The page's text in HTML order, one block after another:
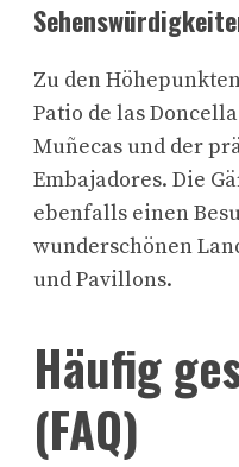
Zu den
Patio de las
Muñecas und der
Embajadores. Die
ebenfalls einen
wunderschönen
und Pavillons.
Häufig
(FAQ)